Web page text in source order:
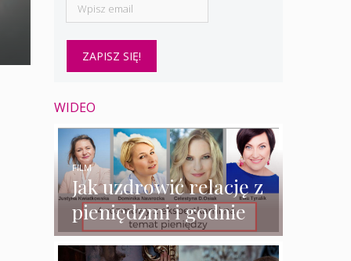
WIDEO
Jak uzdrowić relację z
pieniędzmi i godnie
zarabiać? – 4
FILM